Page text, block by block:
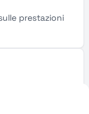
prestazioni